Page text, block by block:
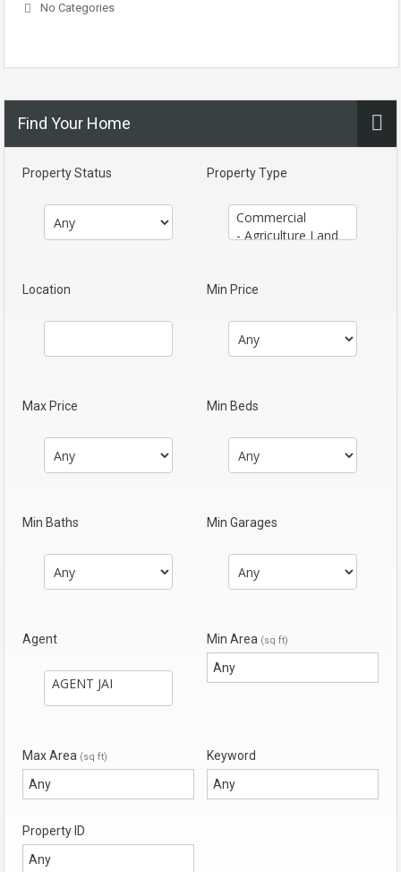
No Categories
Find Your Home
Property Status Property Type
Location Min Price
Max Price Min Beds
Min Baths Min Garages
Agent Min Area (sq ft)
Max Area (sq ft) Keyword
Property ID